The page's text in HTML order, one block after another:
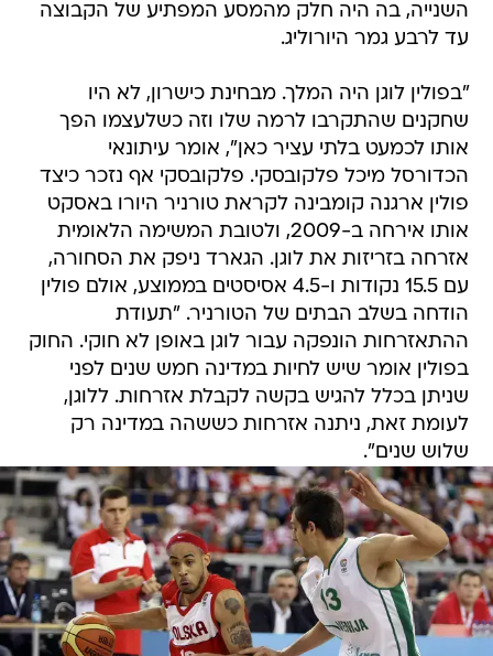
השנייה, בה היה חלק מהמסע המפתיע של הקבוצה
עד לרבע גמר היורוליג.
"בפולין לוגן היה המלך. מבחינת כישרון, לא היו
שחקנים שהתקרבו לרמה שלו וזה כשלעצמו הפך
אותו לכמעט בלתי עציר כאן", אומר עיתונאי
הכדורסל מיכל פלקובסקי. פלקובסקי אף נזכר כיצד
פולין ארגנה קומבינה לקראת טורניר היורו באסקט
אותו אירחה ב-2009, ולטובת המשימה הלאומית
אזרחה בזריזות את לוגן. הגארד ניפק את הסחורה,
עם 15.5 נקודות ו-4.5 אסיסטים בממוצע, אולם פולין
הודחה בשלב הבתים של הטורניר. "תעודת
ההתאזרחות הונפקה עבור לוגן באופן לא חוקי. החוק
בפולין אומר שיש לחיות במדינה חמש שנים לפני
שניתן בכלל להגיש בקשה לקבלת אזרחות. ללוגן,
לעומת זאת, ניתנה אזרחות כששהה במדינה רק
שלוש שנים".